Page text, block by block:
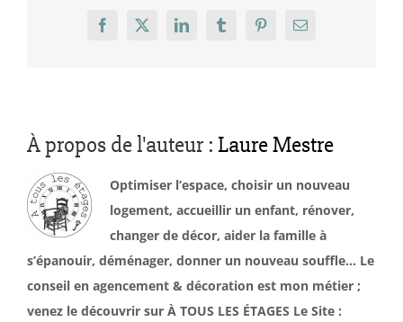
Facebook
X LinkedInTumblrPinterestEmail
À propos de l'auteur : Laure Mestre
Optimiser l’espace, choisir un nouveau
logement, accueillir un enfant, rénover,
changer de décor, aider la famille à
s’épanouir, déménager, donner un nouveau souffle… Le
conseil en agencement & décoration est mon métier ;
venez le découvrir sur À TOUS LES ÉTAGES Le Site :